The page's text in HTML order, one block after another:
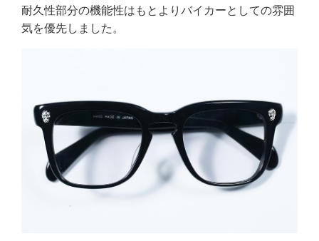
耐久性部分の機能性はもとよりバイカーとしての雰囲
気を優先しました。